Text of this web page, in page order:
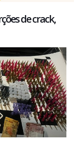
de crack,